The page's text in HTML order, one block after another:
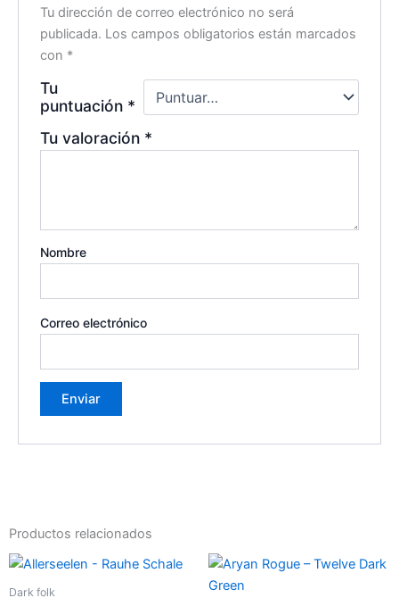
Tu dirección de correo electrónico no será
publicada. Los campos obligatorios están marcados
con *
Tu
puntuación *
Tu valoración *
Nombre
Correo electrónico
Productos relacionados
Dark folk